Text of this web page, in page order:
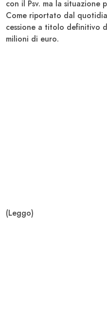
con il Psv. ma la situazione
Come riportato dal
cessione a titolo definitivo
milioni di euro.
(Leggo)